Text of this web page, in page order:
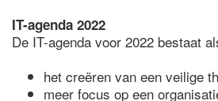
IT-agenda 2022
De IT-agenda voor 2022 bestaat
het creëren van een veilige
meer focus op een